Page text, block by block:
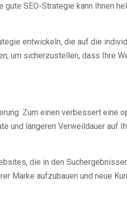
SEO-Strategie kann Ihnen
entwickeln, die auf die
um sicherzustellen, dass Ihre
Zum einen verbessert eine
und längeren Verweildauer auf
die in den
Marke aufzubauen und neue